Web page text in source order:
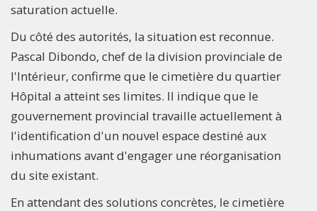
saturation actuelle.
Du côté des autorités, la situation est reconnue.
Pascal Dibondo, chef de la division provinciale de
l'Intérieur, confirme que le cimetière du quartier
Hôpital a atteint ses limites. Il indique que le
gouvernement provincial travaille actuellement à
l'identification d'un nouvel espace destiné aux
inhumations avant d'engager une réorganisation
du site existant.
En attendant des solutions concrètes, le cimetière